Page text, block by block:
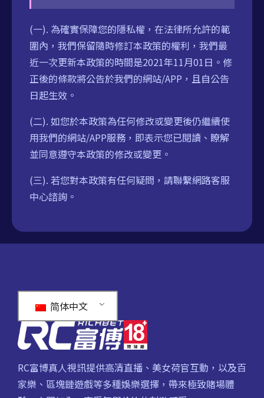
(一). 為確實保障您的隱私權，在法律所允許的範
圍內，我們保留隨時修訂本政策的權利，我們最
近一次更新本政策的時間是2021年11月01日。修
正後的條款將公告於我們的網站/APP，且自公告
日起生效。
(二). 如您於本政策為任何修改或變更後仍繼續使
用我們的網站/APP服務，即表示您已閱讀、瞭解
並同意遵守本政策的修改或變更。
(三). 若您對本政策有任何疑問，請聯繫網路客服
中心諮詢。
简体中文
RC富博真人視訊提供高清直播、美女荷官互動，以及百
家樂、區塊鏈遊戲等多種娛樂選擇，帶來極致賭場體